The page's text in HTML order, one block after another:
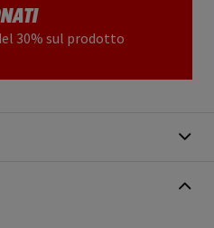
30% sul prodotto